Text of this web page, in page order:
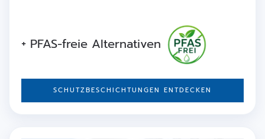
+ PFAS-freie Alternativen
SCHUTZBESCHICHTUNGEN ENTDECKEN